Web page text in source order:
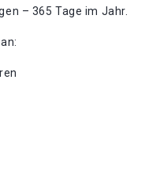
– 365 Tage im Jahr.